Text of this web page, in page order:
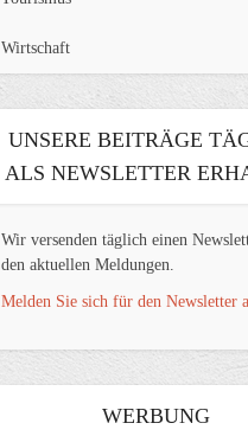
Wirtschaft
UNSERE BEITRÄGE
ALS NEWSLETTER
Wir versenden täglich einen
den aktuellen Meldungen.
Melden Sie sich für den Newsletter
WERBUNG